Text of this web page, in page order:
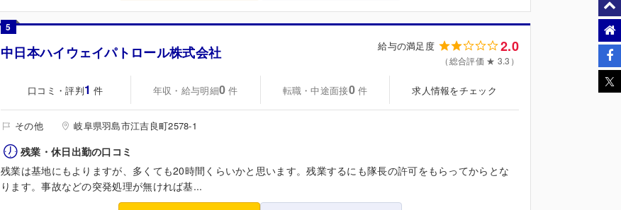
5
中日本ハイウェイパトロール株式会社 給与の満足度 2.0
（総合評価 ★ 3.3）
口コミ・評判1 件 年収・給与明細0 件 転職・中途面接0 件 求人情報をチェック
その他 岐阜県羽島市江吉良町2578-1
残業・休日出勤の口コミ
残業は基地にもよりますが、多くても20時間くらいかと思います。残業するにも隊長の許可をもらってからとな
ります。事故などの突発処理が無ければ基...